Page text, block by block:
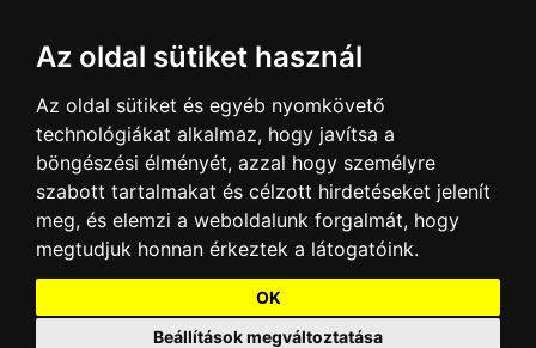
Az oldal sütiket használ
Az oldal sütiket és egyéb nyomkövető
technológiákat alkalmaz, hogy javítsa a
böngészési élményét, azzal hogy személyre
szabott tartalmakat és célzott hirdetéseket jelenít
meg, és elemzi a weboldalunk forgalmát, hogy
megtudjuk honnan érkeztek a látogatóink.
OK
Beállítások megváltoztatása